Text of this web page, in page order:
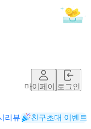
마이페이지로그인
리뷰 친구초대 이벤트